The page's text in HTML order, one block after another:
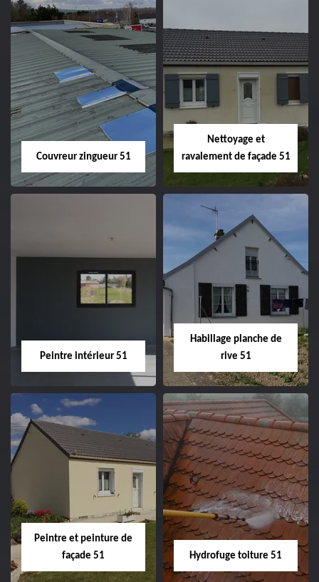
Charpentier 51
Changement de
velux 51
Couvreur zingueur 51
51
Nettoyage et
ravalement de façade 51
Nettoyage et
ravalement de
façade 51
Peintre intérieur 51
Peintre intérieur
Habillage planche de
rive 51
Habillage planche
de rive 51
Peintre et peinture de
façade 51
Hydrofuge toiture 51